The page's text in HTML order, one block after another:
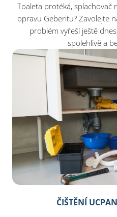
Toaleta protéká,
opravu Geberitu? Zavolejte
problém vyřeší ještě
spolehlivě a
ČIŠTĚNÍ